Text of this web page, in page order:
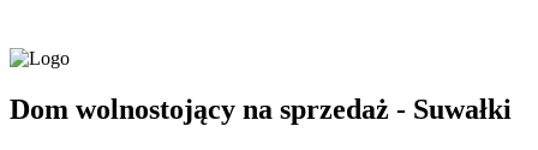
Dom wolnostojący na sprzedaż - Suwałki